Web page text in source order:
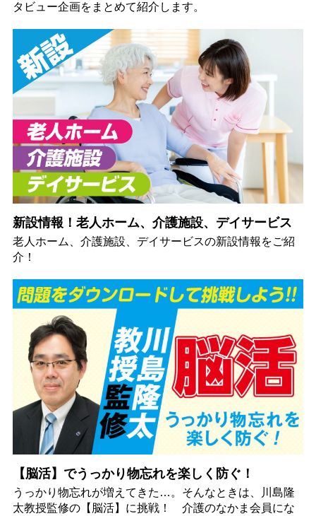
タビュー企画をまとめて紹介します。
新設情報！老人ホーム、介護施設、デイサービス
老人ホーム、介護施設、デイサービスの新設情報をご紹
介！
【脳活】でうっかり物忘れを楽しく防ぐ！
うっかり物忘れが増えてきた…。そんなときは、川島隆
太教授監修の【脳活】に挑戦！ 介護のなかま会員にな